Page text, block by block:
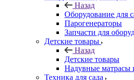
Назад
Оборудование для
Парогенераторы
Запчасти для
Детские товары
Назад
Детские товары
Надувные матрасы
Техника для сада